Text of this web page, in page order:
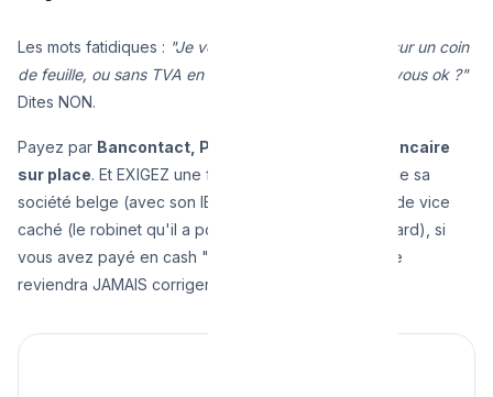
Les mots fatidiques : "Je vous fais un bon de travail sur un coin
de feuille, ou sans TVA en cash ça ira plus vite pour vous ok ?"
Dites NON.
Payez par Bancontact, Payconiq, ou virement bancaire
sur place. Et EXIGEZ une facture par email au nom de sa
société belge (avec son IBAN d'entreprise). En cas de vice
caché (le robinet qu'il a posé pète deux jours plus tard), si
vous avez payé en cash "en noir", il s'entêtera et ne
reviendra JAMAIS corriger la fuite de son fait.